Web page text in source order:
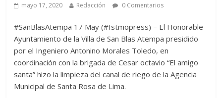
mayo 17, 2020 Redacción 0 Comentarios
#SanBlasAtempa 17 May (#Istmopress) – El Honorable
Ayuntamiento de la Villa de San Blas Atempa presidido
por el Ingeniero Antonino Morales Toledo, en
coordinación con la brigada de Cesar octavio “El amigo
santa” hizo la limpieza del canal de riego de la Agencia
Municipal de Santa Rosa de Lima.